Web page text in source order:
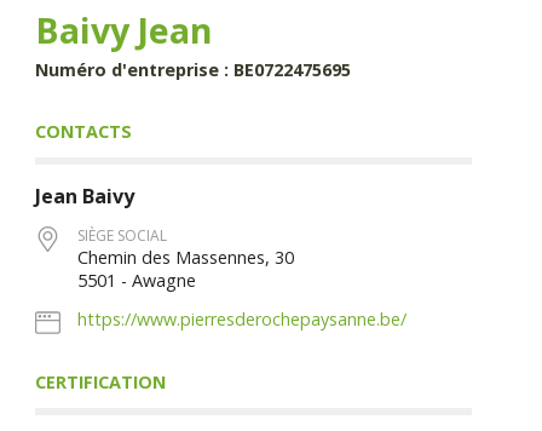
principalBaivy Jean
Numéro d'entreprise : BE0722475695
CONTACTS
Jean Baivy
SIÈGE SOCIAL
Chemin des Massennes, 30
5501 - Awagne
https://www.pierresderochepaysanne.be/
CERTIFICATION